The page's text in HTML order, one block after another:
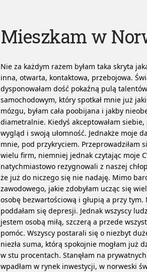
Mieszkam w
Nie za każdym razem byłam taka skryta
inna, otwarta, kontaktowa, przebojowa.
dysponowałam dość pokaźną pulą
samochodowym, który spotkał mnie już
mózgu, byłam cała poobijana i jakby
diametralnie. Kiedyś akceptowałam
wygląd i swoją ułomność. Jednakże moje
mnie, pod przykryciem. Przeprowadziłam
wielu firm, niemniej jednak czytając moje
natychmiastowo rezygnowali z naszej
że już do niczego się nie nadaję. Mimo
zawodowego, jakie zdobyłam ucząc się
osobę bezwartościową i głupią a przy
poddałam się depresji. Jednak wszyscy
jestem osobą miłą, szczerą a przede
pomóc. Wszyscy postarali się o niezbyt
niezła suma, którą spokojnie mogłam już
w stu procentach. Stanęłam na
wpadłam w rynek inwestycji, w norweski